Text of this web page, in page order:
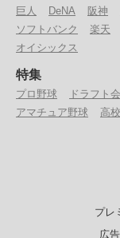
巨人 DeNA 阪神
ソフトバンク
楽天
オイシックス
特集
プロ野球 ドラフト
アマチュア野球
高
プレ
広